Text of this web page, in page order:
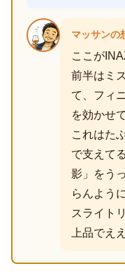
マッサンの
ここが
前半はミ
て、フィ
を効かせ
これはた
で支えて
影」をう
らんよう
スライト
上品でえ